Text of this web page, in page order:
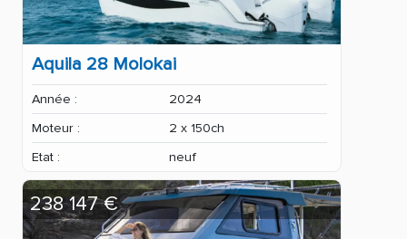
Aquila 28 Molokai
Année :
2024
Moteur :
2 x 150ch
Etat :
neuf
238 147 €